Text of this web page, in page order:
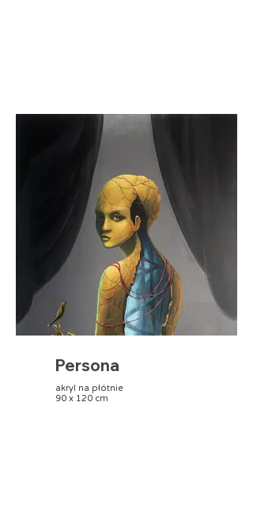
Persona
akryl na płótnie
90 x 120 cm